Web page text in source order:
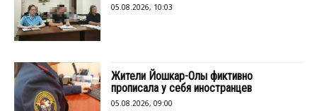
05.08.2026, 10:03
Жители Йошкар-Олы фиктивно
прописала у себя иностранцев
05.08.2026, 09:00